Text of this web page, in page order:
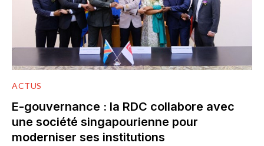
ACTUS
E-gouvernance : la RDC collabore avec
une société singapourienne pour
moderniser ses institutions